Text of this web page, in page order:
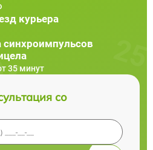
курьера
синхроимпульсов
35 минут
со